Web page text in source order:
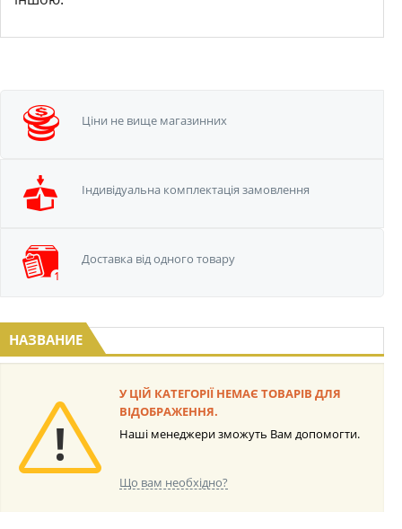
Ціни не вище магазинних
Iндивідуальна комплектація замовлення
Доставка від одного товару
НАЗВАНИЕ
У ЦІЙ КАТЕГОРІЇ НЕМАЄ ТОВАРІВ ДЛЯ
ВІДОБРАЖЕННЯ.
Наші менеджери зможуть Вам допомогти.
Що вам необхідно?